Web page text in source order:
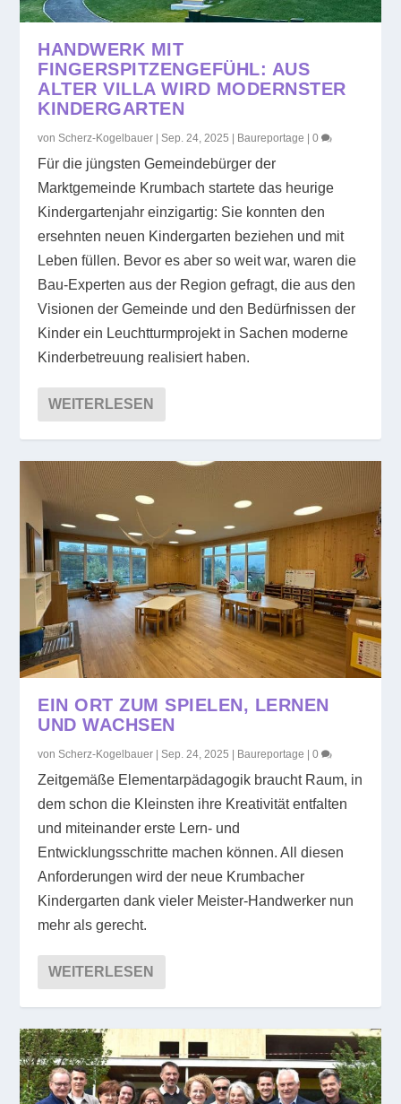
HANDWERK MIT
FINGERSPITZENGEFÜHL: AUS
ALTER VILLA WIRD MODERNSTER
KINDERGARTEN
vonScherz-Kogelbauer |Sep. 24, 2025 | Baureportage |0
Für die jüngsten Gemeindebürger der
Marktgemeinde Krumbach startete das heurige
Kindergartenjahr einzigartig: Sie konnten den
ersehnten neuen Kindergarten beziehen und mit
Leben füllen. Bevor es aber so weit war, waren die
Bau-Experten aus der Region gefragt, die aus den
Visionen der Gemeinde und den Bedürfnissen der
Kinder ein Leuchtturmprojekt in Sachen moderne
Kinderbetreuung realisiert haben.
WEITERLESEN
EIN ORT ZUM SPIELEN, LERNEN
UND WACHSEN
vonScherz-Kogelbauer |Sep. 24, 2025 | Baureportage |0
Zeitgemäße Elementarpädagogik braucht Raum, in
dem schon die Kleinsten ihre Kreativität entfalten
und miteinander erste Lern- und
Entwicklungsschritte machen können. All diesen
Anforderungen wird der neue Krumbacher
Kindergarten dank vieler Meister-Handwerker nun
mehr als gerecht.
WEITERLESEN